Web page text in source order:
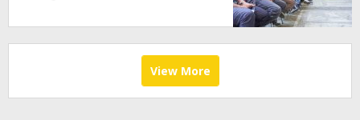
Publik
View More